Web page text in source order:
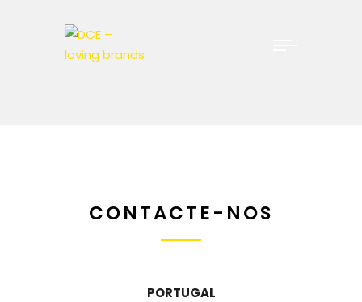
CONTACTE-NOS
PORTUGAL